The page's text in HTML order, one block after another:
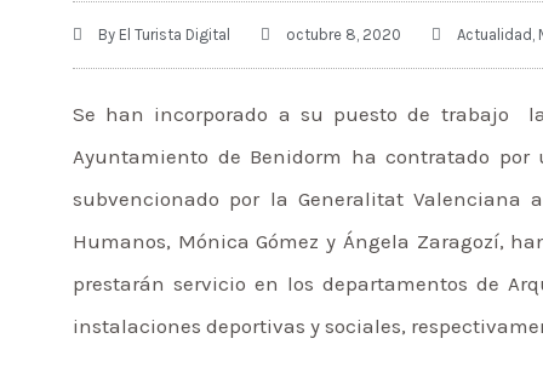
By El Turista Digital octubre 8, 2020 Actualidad
Se han incorporado a su puesto de trabajo
Ayuntamiento de Benidorm ha contratado por
subvencionado por la Generalitat Valenciana
Humanos, Mónica Gómez y Ángela Zaragozí,
prestarán servicio en los departamentos de
instalaciones deportivas y sociales,